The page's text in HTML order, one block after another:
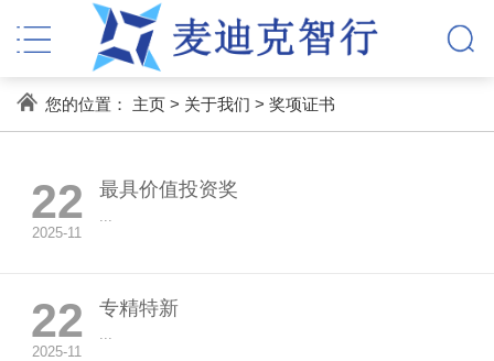
您的位置： 主页> 关于我们 > 奖项证书
22
2025-11
最具价值投资奖
...
22
2025-11
专精特新
...